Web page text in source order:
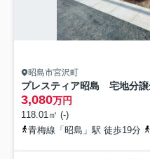
昭島市宮沢町
3,080万円
118.01㎡ (-)
青梅線「昭島」駅 徒歩19分